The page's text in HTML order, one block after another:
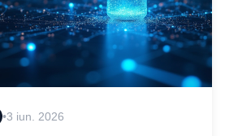
•3 iun. 2026